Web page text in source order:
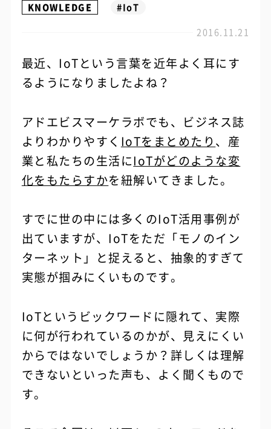
KNOWLEDGE
#IoT
2016.11.21
最近、IoTという言葉を近年よく耳にす
るようになりましたよね？
アドエビスマーケラボでも、ビジネス誌
よりわかりやすく IoTをまとめたり 、産
業と私たちの生活にIoTがどのような変
化をもたらすかを紐解いてきました。
すでに世の中には多くのIoT活用事例が
出ていますが、IoTをただ「モノのイン
ターネット」と捉えると、抽象的すぎて
実態が掴みにくいものです。
IoTというビックワードに隠れて、実際
に何が行われているのかが、見えにくい
からではないでしょうか？詳しくは理解
できないといった声も、よく聞くもので
す。